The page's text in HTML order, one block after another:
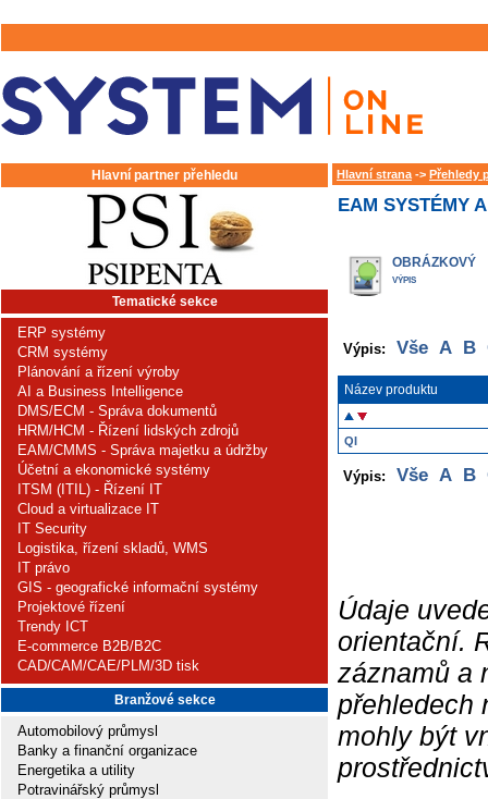
Hlavní partner přehledu
Tematické sekce
ERP systémy
CRM systémy
Plánování a řízení výroby
AI a Business Intelligence
DMS/ECM - Správa dokumentů
HRM/HCM - Řízení lidských zdrojů
EAM/CMMS - Správa majetku a údržby
Účetní a ekonomické systémy
ITSM (ITIL) - Řízení IT
Cloud a virtualizace IT
IT Security
Logistika, řízení skladů, WMS
IT právo
GIS - geografické informační systémy
Projektové řízení
Trendy ICT
E-commerce B2B/B2C
CAD/CAM/CAE/PLM/3D tisk
Branžové sekce
Automobilový průmysl
Banky a finanční organizace
Energetika a utility
Potravinářský průmysl
Hlavní strana -> Přehledy
EAM SYSTÉMY
OBRÁZKOVÝ
VÝPIS
Výpis: Vše A B
Název produktu
QI
Výpis: Vše A B
Údaje
orientační.
záznamů a
přehledech
mohly být